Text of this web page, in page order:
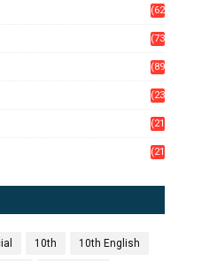
(62
(73
(89
(23
(21
(21
10th 10th English